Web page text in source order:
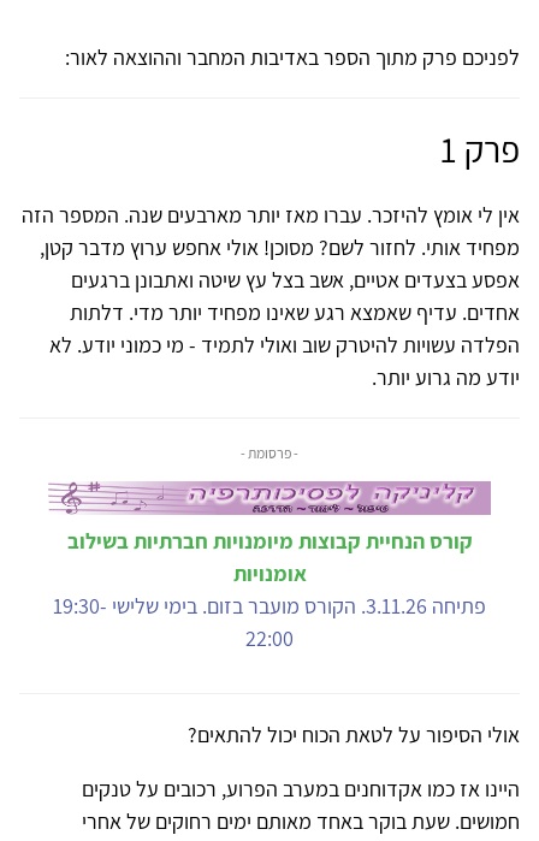
לפניכם פרק מתוך הספר באדיבות המחבר וההוצאה לאור:
פרק 1
אין לי אומץ להיזכר. עברו מאז יותר מארבעים שנה. המספר הזה
מפחיד אותי. לחזור לשם? מסוכן! אולי אחפש ערוץ מדבר קטן,
אפסע בצעדים אטיים, אשב בצל עץ שיטה ואתבונן ברגעים
אחדים. עדיף שאמצא רגע שאינו מפחיד יותר מדי. דלתות
הפלדה עשויות להיטרק שוב ואולי לתמיד - מי כמוני יודע. לא
יודע מה גרוע יותר.
- פרסומת -
קורס הנחיית קבוצות מיומנויות חברתיות בשילוב
אומנויות
פתיחה 3.11.26. הקורס מועבר בזום. בימי שלישי 19:30-
22:00
אולי הסיפור על לטאת הכוח יכול להתאים?
היינו אז כמו אקדוחנים במערב הפרוע, רכובים על טנקים
חמושים. שעת בוקר באחד מאותם ימים רחוקים של אחרי